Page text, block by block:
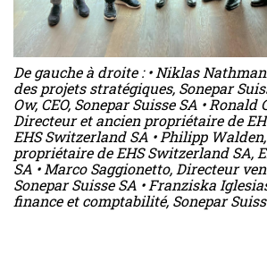
De gauche à droite : • Niklas
des projets stratégiques, Sonepar
Ow, CEO, Sonepar Suisse SA •
Directeur et ancien propriétaire de
EHS Switzerland SA • Philipp
propriétaire de EHS Switzerland SA,
SA • Marco Saggionetto, Directeur
Sonepar Suisse SA • Franziska
finance et comptabilité, Sonepar